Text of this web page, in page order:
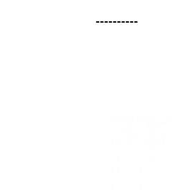
----------